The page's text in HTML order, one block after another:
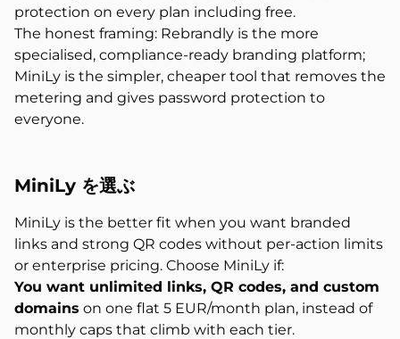
protection on every plan including free.
The honest framing: Rebrandly is the more
specialised, compliance-ready branding platform;
MiniLy is the simpler, cheaper tool that removes the
metering and gives password protection to
everyone.
MiniLy を選ぶ
MiniLy is the better fit when you want branded
links and strong QR codes without per-action limits
or enterprise pricing. Choose MiniLy if:
You want unlimited links, QR codes, and custom
domains on one flat 5 EUR/month plan, instead of
monthly caps that climb with each tier.